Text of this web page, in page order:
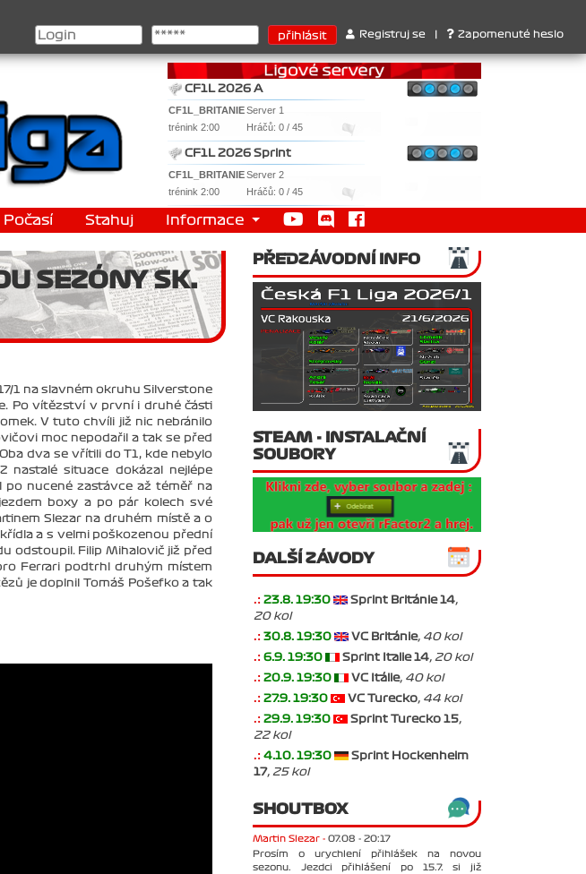
, Pohár konstruktérů : 1. Ferrari . 2. Williams , 3. RedBull ..... SprintCup - 1. Jan Nováček ,
Registruj se Zapomenuté heslo
CF1L 2026 A
CF1L_BRITANIEServer 1
trénink 2:00
Hráčů: 0 / 45
CF1L 2026 Sprint
CF1L_BRITANIEServer 2
trénink 2:00
Hráčů: 0 / 45
Počasí Stahuj Informace
SEZÓNY SK.
1 na slavném okruhu Silverstone
Po vítězství v první i druhé části
V tuto chvíli již nic nebránilo
moc nepodařil a tak se před
dva se vřítili do T1, kde nebylo
nastalé situace dokázal nejlépe
nucené zastávce až téměř na
boxy a po pár kolech své
Slezar na druhém místě a o
a s velmi poškozenou přední
odstoupil. Filip Mihalovič již před
Ferrari podtrhl druhým místem
je doplnil Tomáš Pošefko a tak
PŘEDZÁVODNÍ INFO
STEAM - INSTALAČNÍ
SOUBORY
DALŠÍ ZÁVODY
.: 23.8. 19:30 Sprint Británie 14,
20 kol
.: 30.8. 19:30 VC Británie, 40 kol
.: 6.9. 19:30 Sprint Italie 14, 20 kol
.: 20.9. 19:30 VC Itálie, 40 kol
.: 27.9. 19:30 VC Turecko, 44 kol
.: 29.9. 19:30 Sprint Turecko 15,
22 kol
.: 4.10. 19:30
Sprint Hockenheim
17, 25 kol
SHOUTBOX
Martin Slezar - 07.08 - 20:17
Prosím o urychlení přihlášek na novou
sezonu. Jezdci přihlášení po 15.7. si již